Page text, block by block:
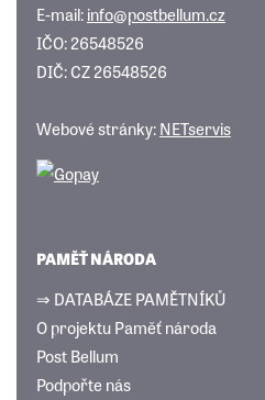
E-mail:info@postbellum.cz
IČO: 26548526
DIČ: CZ 26548526
Webové stránky:NETservis
PAMĚŤ NÁRODA
⇒ DATABÁZE PAMĚTNÍKŮ
O projektu Paměť národa
Post Bellum
Podpořte nás